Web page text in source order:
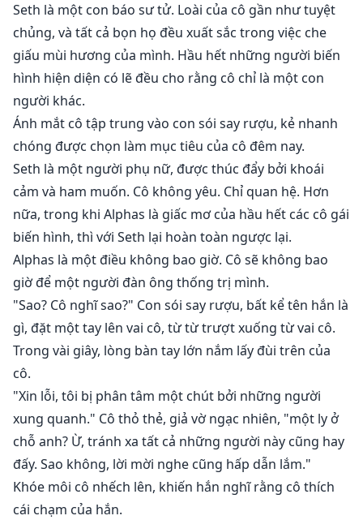
Seth là một con báo sư tử. Loài của cô gần như tuyệt
chủng, và tất cả bọn họ đều xuất sắc trong việc che
giấu mùi hương của mình. Hầu hết những người biến
hình hiện diện có lẽ đều cho rằng cô chỉ là một con
người khác.
Ánh mắt cô tập trung vào con sói say rượu, kẻ nhanh
chóng được chọn làm mục tiêu của cô đêm nay.
Seth là một người phụ nữ, được thúc đẩy bởi khoái
cảm và ham muốn. Cô không yêu. Chỉ quan hệ. Hơn
nữa, trong khi Alphas là giấc mơ của hầu hết các cô gái
biến hình, thì với Seth lại hoàn toàn ngược lại.
Alphas là một điều không bao giờ. Cô sẽ không bao
giờ để một người đàn ông thống trị mình.
"Sao? Cô nghĩ sao?" Con sói say rượu, bất kể tên hắn là
gì, đặt một tay lên vai cô, từ từ trượt xuống từ vai cô.
Trong vài giây, lòng bàn tay lớn nắm lấy đùi trên của
cô.
"Xin lỗi, tôi bị phân tâm một chút bởi những người
xung quanh." Cô thỏ thẻ, giả vờ ngạc nhiên, "một ly ở
chỗ anh? Ừ, tránh xa tất cả những người này cũng hay
đấy. Sao không, lời mời nghe cũng hấp dẫn lắm."
Khóe môi cô nhếch lên, khiến hắn nghĩ rằng cô thích
cái chạm của hắn.